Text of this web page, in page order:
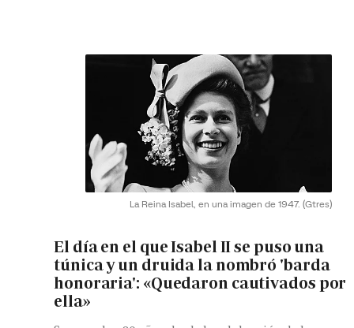
La Reina Isabel, en una imagen de 1947. (Gtres)
El día en el que Isabel II se puso una
túnica y un druida la nombró 'barda
honoraria': «Quedaron cautivados por
ella»